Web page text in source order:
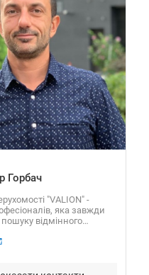
Горбач
"VALION" -
яка завжди
відмінного
продасть Вашу